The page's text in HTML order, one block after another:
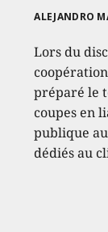
ALEJANDRO
Lors du
préparé le
coupes en
publique
dédiés au